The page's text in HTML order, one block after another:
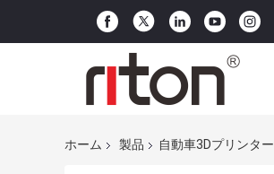
ホーム 製品 自動車3Dプリンター